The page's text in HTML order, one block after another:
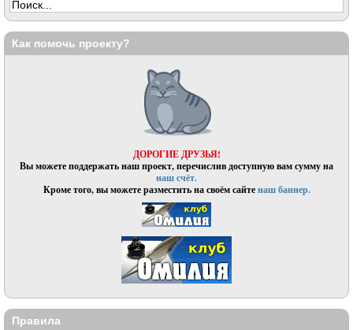
Как помочь проекту?
ДОРОГИЕ ДРУЗЬЯ!
Вы можете поддержать наш проект, перечислив доступную вам сумму на
наш счёт.
Кроме того, вы можете разместить на своём сайтенаш баннер.
Правила